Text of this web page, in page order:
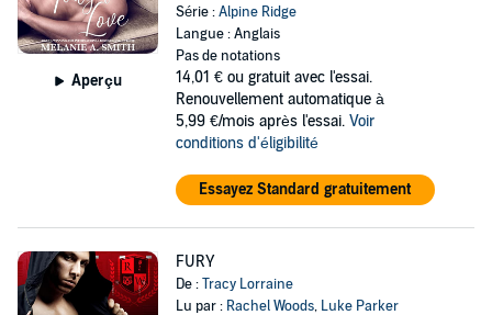
Aperçu
Série :Alpine Ridge
Langue : Anglais
Pas de notations
14,01 € ou gratuit avec l'essai.
Renouvellement automatique à
5,99 €/mois après l'essai. Voir
conditions d'éligibilité
Essayez Standard gratuitement
FURY
De :Tracy Lorraine
Lu par : Rachel Woods, Luke Parker